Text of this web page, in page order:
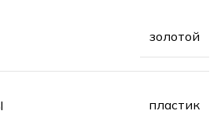
золотой
пластик